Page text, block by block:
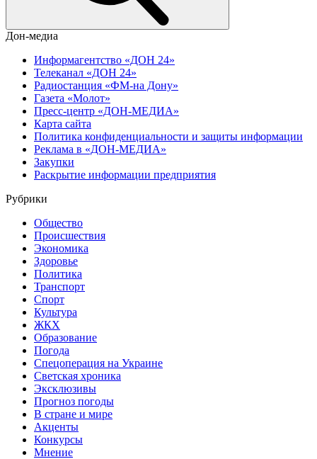
Дон-медиа
Информагентство «ДОН 24»
Телеканал «ДОН 24»
Радиостанция «ФМ-на Дону»
Газета «Молот»
Пресс-центр «ДОН-МЕДИА»
Карта сайта
Политика конфиденциальности и защиты информации
Реклама в «ДОН-МЕДИА»
Закупки
Раскрытие информации предприятия
Рубрики
Общество
Происшествия
Экономика
Здоровье
Политика
Транспорт
Спорт
Культура
ЖКХ
Образование
Погода
Спецоперация на Украине
Светская хроника
Эксклюзивы
Прогноз погоды
В стране и мире
Акценты
Конкурсы
Мнение